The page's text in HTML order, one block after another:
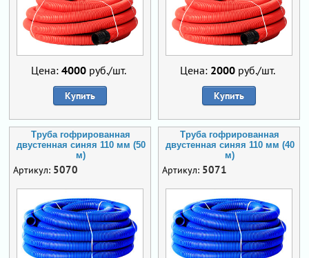
Цена: 4000руб./шт.
Купить
Цена: 2000руб./шт.
Купить
Труба гофрированная
двустенная синяя 110 мм (50
м)
Артикул: 5070
Труба гофрированная
двустенная синяя 110 мм (40
м)
Артикул: 5071